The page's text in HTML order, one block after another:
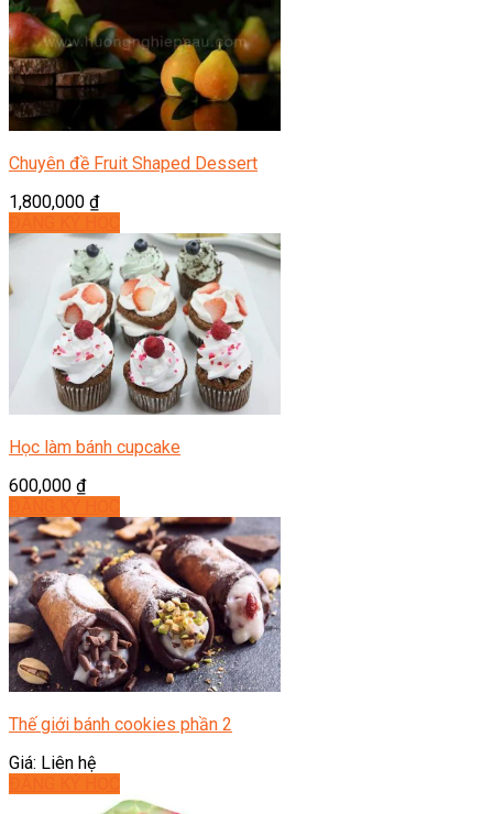
Chuyên đề Fruit Shaped Dessert
1,800,000 ₫
Học làm bánh cupcake
600,000 ₫
Thế giới bánh cookies phần 2
Giá: Liên hệ